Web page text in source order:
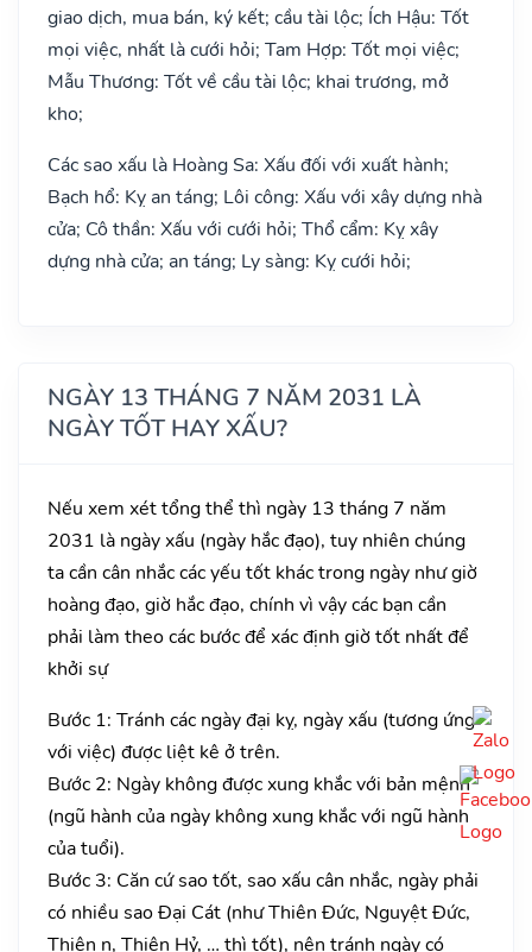
giao dịch, mua bán, ký kết; cầu tài lộc; Ích Hậu: Tốt
mọi việc, nhất là cưới hỏi; Tam Hợp: Tốt mọi việc;
Mẫu Thương: Tốt về cầu tài lộc; khai trương, mở
kho;
Các sao xấu là Hoàng Sa: Xấu đối với xuất hành;
Bạch hổ: Kỵ an táng; Lôi công: Xấu với xây dựng nhà
cửa; Cô thần: Xấu với cưới hỏi; Thổ cẩm: Kỵ xây
dựng nhà cửa; an táng; Ly sàng: Kỵ cưới hỏi;
NGÀY 13 THÁNG 7 NĂM 2031 LÀ
NGÀY TỐT HAY XẤU?
Nếu xem xét tổng thể thì ngày 13 tháng 7 năm
2031 là ngày xấu (ngày hắc đạo), tuy nhiên chúng
ta cần cân nhắc các yếu tốt khác trong ngày như giờ
hoàng đạo, giờ hắc đạo, chính vì vậy các bạn cần
phải làm theo các bước để xác định giờ tốt nhất để
khởi sự
Bước 1: Tránh các ngày đại kỵ, ngày xấu (tương ứng
với việc) được liệt kê ở trên.
Bước 2: Ngày không được xung khắc với bản mệnh
(ngũ hành của ngày không xung khắc với ngũ hành
của tuổi).
Bước 3: Căn cứ sao tốt, sao xấu cân nhắc, ngày phải
có nhiều sao Đại Cát (như Thiên Đức, Nguyệt Đức,
Thiên n, Thiên Hỷ, … thì tốt), nên tránh ngày có